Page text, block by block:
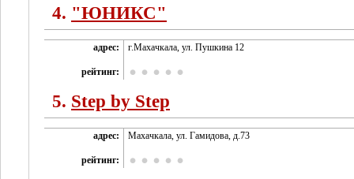
4. "ЮНИКС"
адрес: г.Махачкала, ул. Пушкина 12
рейтинг:
5. Step by Step
адрес: Махачкала, ул. Гамидова, д.73
рейтинг: